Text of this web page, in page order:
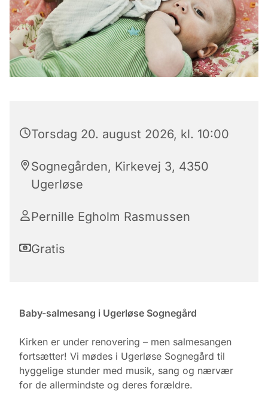
Torsdag 20. august 2026, kl. 10:00
Sognegården, Kirkevej 3, 4350
Ugerløse
Pernille Egholm Rasmussen
Gratis
Baby-salmesang i Ugerløse Sognegård
Kirken er under renovering – men salmesangen
fortsætter! Vi mødes i Ugerløse Sognegård til
hyggelige stunder med musik, sang og nærvær
for de allermindste og deres forældre.